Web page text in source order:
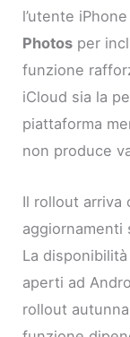
l’utente
Photos per
funzione
iCloud sia la
piattaforma
non produce
Il rollout arriva
aggiornamenti
La
aperti ad
rollout